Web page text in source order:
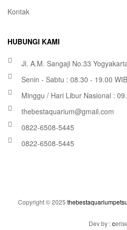
Kontak
HUBUNGI KAMI
Jl. A.M. Sangaji No.33
Senin - Sabtu : 08.30 - 19.00 WIB
Minggu / Hari Libur Nasional :
thebestaquarium@gmail.com
0822-6508-5445
0822-6508-5445
Copyright © 2025
Dev by :c